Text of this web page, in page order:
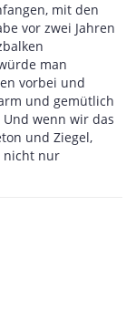
mit den
vor zwei Jahren
man
vorbei und
und gemütlich
wenn wir das
und Ziegel,
nicht nur